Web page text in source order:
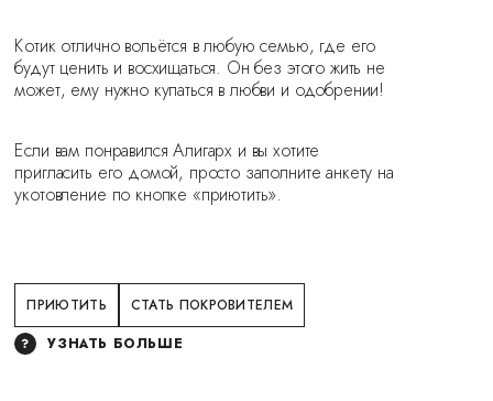
Котик отлично вольётся в любую семью, где его
будут ценить и восхищаться. Он без этого жить не
может, ему нужно купаться в любви и одобрении!
Если вам понравился Алигарх и вы хотите
пригласить его домой, просто заполните анкету на
укотовление по кнопке «приютить».
ПРИЮТИТЬ
СТАТЬ ПОКРОВИТЕЛЕМ
УЗНАТЬ БОЛЬШЕ